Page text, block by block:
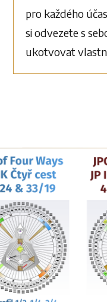
pro každého
si odvezete s
ukotvovat